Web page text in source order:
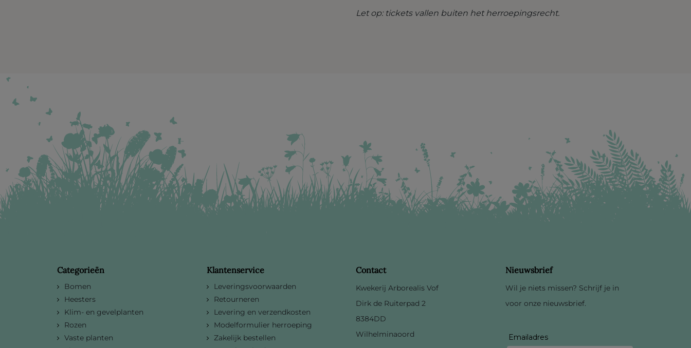
Let op: tickets vallen buiten het herroepingsrecht.
Categorieën
Bomen
Heesters
Klim- en gevelplanten
Rozen
Vaste planten
Klantenservice
Leveringsvoorwaarden
Retourneren
Levering en verzendkosten
Modelformulier herroeping
Zakelijk bestellen
Contact
Kwekerij Arborealis Vof
Dirk de Ruiterpad 2
8384DD
Wilhelminaoord
Nieuwsbrief
Wil je niets missen? Schrijf je in
voor onze nieuwsbrief.